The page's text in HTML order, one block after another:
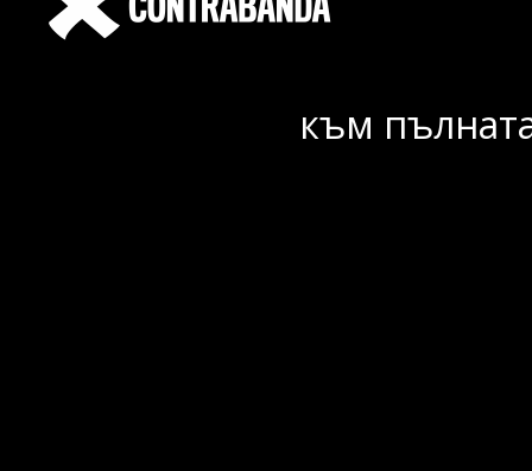
към